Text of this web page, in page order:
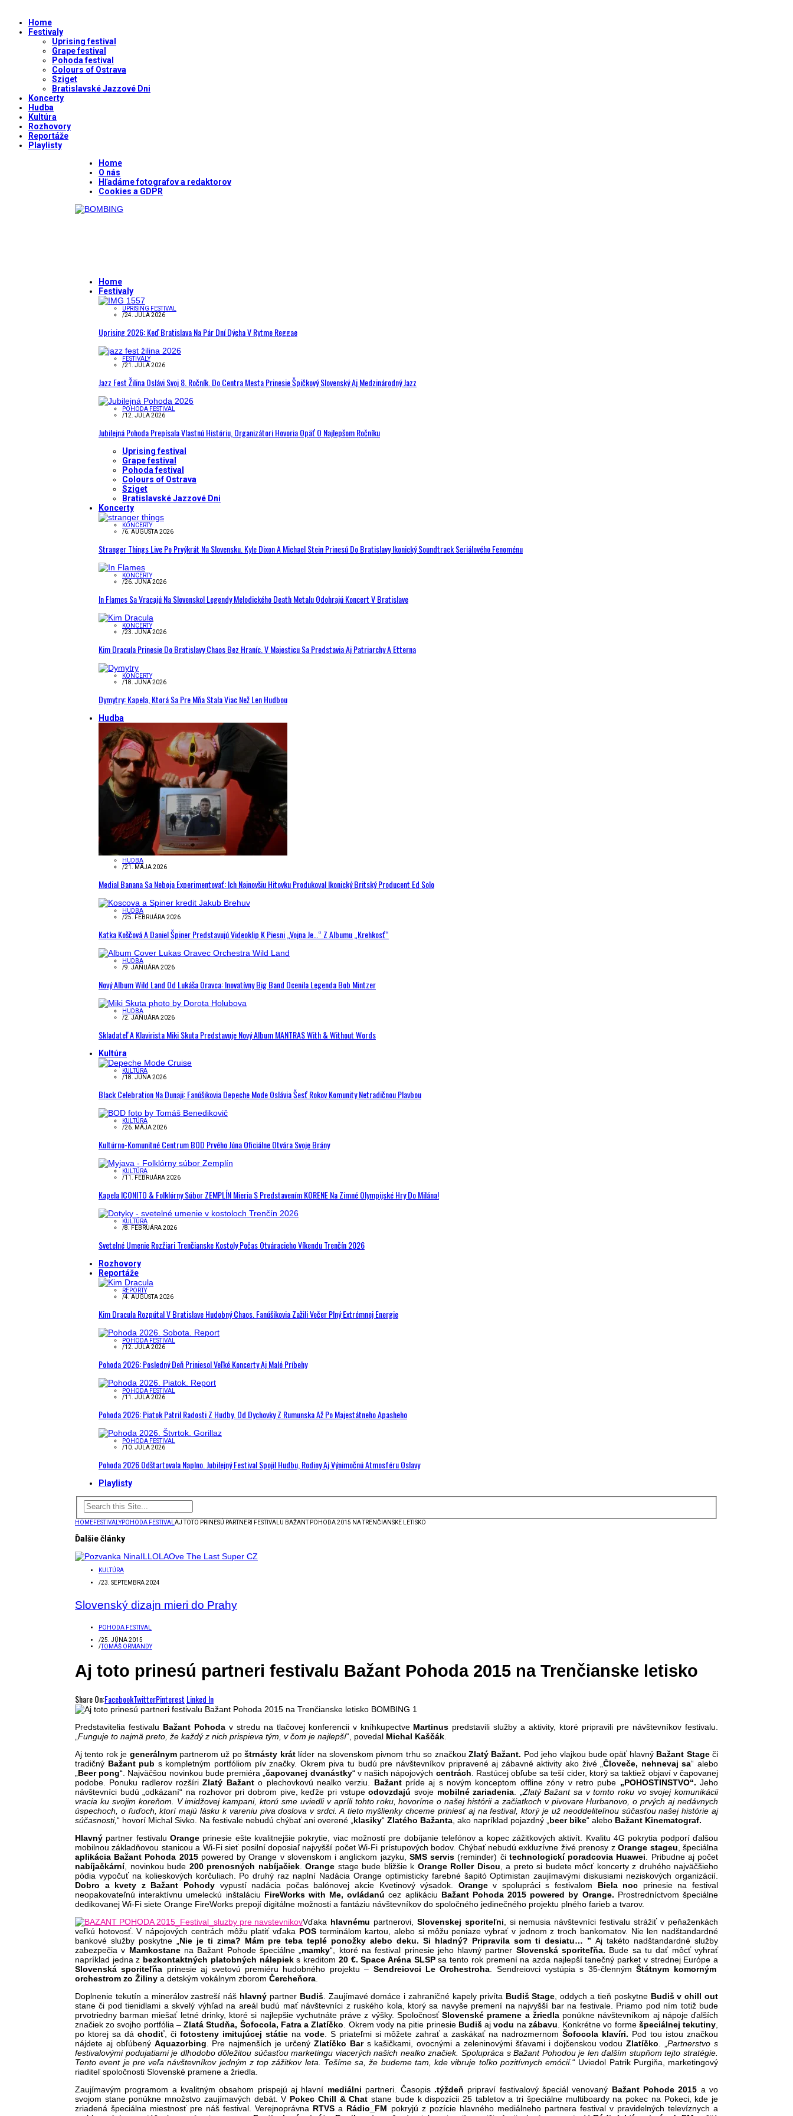
Home
Festivaly
Uprising festival
Grape festival
Pohoda festival
Colours of Ostrava
Sziget
Bratislavské Jazzové Dni
Koncerty
Hudba
Kultúra
Rozhovory
Reportáže
Playlisty
Home
O nás
Hľadáme fotografov a redaktorov
Cookies a GDPR
Home
Festivaly
UPRISING FESTIVAL
/24. JÚLA 2026
Uprising 2026: Keď Bratislava Na Pár Dní Dýcha V Rytme Reggae
FESTIVALY
/21. JÚLA 2026
Jazz Fest Žilina Oslávi Svoj 8. Ročník. Do Centra Mesta Prinesie Špičkový Slovenský Aj Medzinárodný Jazz
POHODA FESTIVAL
/12. JÚLA 2026
Jubilejná Pohoda Prepísala Vlastnú Históriu, Organizátori Hovoria Opäť O Najlepšom Ročníku
Uprising festival
Grape festival
Pohoda festival
Colours of Ostrava
Sziget
Bratislavské Jazzové Dni
Koncerty
KONCERTY
/6. AUGUSTA 2026
Stranger Things Live Po Prvýkrát Na Slovensku. Kyle Dixon A Michael Stein Prinesú Do Bratislavy Ikonický Soundtrack Seriálového Fenoménu
KONCERTY
/26. JÚNA 2026
In Flames Sa Vracajú Na Slovensko! Legendy Melodického Death Metalu Odohrajú Koncert V Bratislave
KONCERTY
/23. JÚNA 2026
Kim Dracula Prinesie Do Bratislavy Chaos Bez Hraníc. V Majesticu Sa Predstavia Aj Patriarchy A Etterna
KONCERTY
/18. JÚNA 2026
Dymytry: Kapela, Ktorá Sa Pre Mňa Stala Viac Než Len Hudbou
Hudba
HUDBA
/21. MÁJA 2026
Medial Banana Sa Neboja Experimentovať: Ich Najnovšiu Hitovku Produkoval Ikonický Britský Producent Ed Solo
HUDBA
/25. FEBRUÁRA 2026
Katka Koščová A Daniel Špiner Predstavujú Videoklip K Piesni „Vojna Je…“ Z Albumu „Krehkosť“
HUDBA
/9. JANUÁRA 2026
Nový Album Wild Land Od Lukáša Oravca: Inovatívny Big Band Ocenila Legenda Bob Mintzer
HUDBA
/2. JANUÁRA 2026
Skladateľ A Klavirista Miki Skuta Predstavuje Nový Album MANTRAS With & Without Words
Kultúra
KULTÚRA
/18. JÚNA 2026
Black Celebration Na Dunaji: Fanúšikovia Depeche Mode Oslávia Šesť Rokov Komunity Netradičnou Plavbou
KULTÚRA
/26. MÁJA 2026
Kultúrno-Komunitné Centrum BOD Prvého Júna Oficiálne Otvára Svoje Brány
KULTÚRA
/11. FEBRUÁRA 2026
Kapela ICONITO & Folklórny Súbor ZEMPLÍN Mieria S Predstavením KORENE Na Zimné Olympijské Hry Do Milána!
KULTÚRA
/8. FEBRUÁRA 2026
Svetelné Umenie Rozžiari Trenčianske Kostoly Počas Otváracieho Víkendu Trenčín 2026
Rozhovory
Reportáže
REPORTY
/4. AUGUSTA 2026
Kim Dracula Rozpútal V Bratislave Hudobný Chaos. Fanúšikovia Zažili Večer Plný Extrémnej Energie
POHODA FESTIVAL
/12. JÚLA 2026
Pohoda 2026: Posledný Deň Priniesol Veľké Koncerty Aj Malé Príbehy
POHODA FESTIVAL
/11. JÚLA 2026
Pohoda 2026: Piatok Patril Radosti Z Hudby. Od Dychovky Z Rumunska Až Po Majestátneho Apasheho
POHODA FESTIVAL
/10. JÚLA 2026
Pohoda 2026 Odštartovala Naplno. Jubilejný Festival Spojil Hudbu, Rodiny Aj Výnimočnú Atmosféru Oslavy
Playlisty
HOMEFESTIVALYPOHODA FESTIVAL AJ TOTO PRINESÚ PARTNERI FESTIVALU BAŽANT POHODA 2015 NA TRENČIANSKE LETISKO
Ďalšie články
KULTÚRA
/23. SEPTEMBRA 2024
Slovenský dizajn mieri do Prahy
POHODA FESTIVAL
/25. JÚNA 2015
/TOMÁŠ ORMANDY
Aj toto prinesú partneri festivalu Bažant Pohoda 2015 na Trenčianske letisko
Share On:FacebookTwitterPinterest Linked In
Predstavitelia festivalu Bažant Pohodav stredu na tlačovej konferencii v kníhkupectve Martinus predstavili služby a aktivity, ktoré pripravili pre návštevníkov festivalu.
Funguje to najmä preto, že každý z nich prispieva tým, v čom je najlepší“, povedal Michal Kaščák
Aj tento rok je generálnympartnerom už poštrnásty krátlíder na slovenskom pivnom trhu so značkou Zlatý Bažant. Pod jeho vlajkou bude opäť hlavný Bažant Stageči
tradičný Bažant pub s kompletným portfóliom pív značky. Okrem piva tu budú pre návštevníkov pripravené aj zábavné aktivity ako živé „Človeče, nehnevaj sa“ alebo
Beer pong“. Najväčšou novinkou bude premiéra „čapovanej dvanástky“ v našich nápojových centrách . Rastúcej obľube sa teší cider, ktorý sa taktiež objaví v čapovanej
podobe. Ponuku radlerov rozšíriZlatý Bažanto plechovkovú nealko verziu. Bažantpríde aj s novým konceptom offline zóny v retro pube „POHOSTINSTVO“. Jeho
návštevníci budú „odkázaní“ na rozhovor pri dobrom pive, keďže pri vstupeodovzdajú svoje mobilné zariadenia
Zlatý Bažant sa v tomto roku vo svojej komunikácii
vracia ku svojim koreňom. V imidžovej kampani, ktorú sme uviedli v apríli tohto roku, hovoríme o našej histórii a začiatkoch v pivovare Hurbanovo, o prvých aj nedávnych
úspechoch, o ľuďoch, ktorí majú lásku k vareniu piva doslova v srdci. A tieto myšlienky chceme priniesť aj na festival, ktorý je už neoddeliteľnou súčasťou našej histórie aj
súčasnosti,“ hovorí Michal Sivko. Na festivale nebudú chýbať ani overené „ klasiky“ Zlatého Bažanta , ako napríklad pojazdný „ beer bike“ alebo Bažant Kinematograf.
Hlavný partner festivalu Orange prinesie ešte kvalitnejšie pokrytie, viac možností pre dobíjanie telefónov a kopec zážitkových aktivít. Kvalitu 4G pokrytia podporí ďalšou
mobilnou základňovou stanicou a Wi-Fi sieť posilní doposiaľ najvyšší počet Wi-Fi prístupových bodov. Chýbať nebudú exkluzívne živé prenosy zOrange stageu , špeciálna
aplikácia Bažant Pohoda 2015powered by Orange v slovenskom i anglickom jazyku, SMS servis (reminder) čitechnologickí poradcovia Huawei . Pribudne aj počet
nabíjačkární, novinkou bude 200 prenosných nabíjačiek. Orange stage bude bližšie k Orange Roller Discu , a preto si budete môcť koncerty z druhého najväčšieho
pódia vypočuť na kolieskových korčuliach. Po druhý raz naplní Nadácia Orange optimisticky farebné šapitó Optimistan zaujímavými diskusiami neziskových organizácií.
Dobro a kvety z Bažant Pohodyvypustí nadácia počas balónovej akcie Kvetinový výsadok. Orangev spolupráci s festivalom Biela noc prinesie na festival
neopakovateľnú interaktívnu umeleckú inštaláciu FireWorks with Me, ovládanú cez aplikáciu Bažant Pohoda 2015 powered by Orange. Prostredníctvom špeciálne
dedikovanej Wi-Fi siete Orange FireWorks prepojí digitálne možnosti a fantáziu návštevníkov do spoločného jedinečného projektu plného farieb a tvarov.
Vďaka hlavnému partnerovi, Slovenskej sporiteľni , si nemusia návštevníci festivalu strážiť v peňaženkách
veľkú hotovosť. V nápojových centrách môžu platiť vďaka POSterminálom kartou, alebo si môžu peniaze vybrať v jednom z troch bankomatov. Nie len nadštandardné
bankové služby poskytne
Nie je ti zima? Mám pre teba teplé ponožky alebo deku. Si hladný? Pripravila som ti desiatu… ” Aj takéto nadštandardné služby
zabezpečia v Mamkostanena Bažant Pohode špeciálne „ mamky“, ktoré na festival prinesie jeho hlavný partner Slovenská sporiteľňa. Bude sa tu dať môcť vyhrať
napríklad jedna z bezkontaktných platobných nálepieks kreditom 20 €. Space Aréna SLSPsa tento rok premení na azda najlepší tanečný parket v strednej Európe a
Slovenská sporiteľňa prinesie aj svetovú premiéru hudobného projektu – Sendreiovci Le Orchestroha . Sendreiovci vystúpia s 35-člennýmŠtátnym komorným
orchestrom zo Žiliny a detským vokálnym zborom Čercheňora
Doplnenie tekutín a minerálov zastreší náš hlavný partner Budiš. Zaujímavé domáce i zahraničné kapely privíta Budiš Stage , oddych a tieň poskytneBudiš v chill out
stane či pod tienidlami a skvelý výhľad na areál budú mať návštevníci z ruského kola, ktorý sa navyše premení na najvyšší bar na festivale. Priamo pod ním totiž bude
prvotriedny barman miešať letné drinky, ktoré si najlepšie vychutnáte práve z výšky. SpoločnosťSlovenské pramene a žriedlaponúkne návštevníkom aj nápoje ďalších
značiek zo svojho portfólia –Zlatá Studňa, Šofocola, Fatra a Zlatíčko . Okrem vody na pitie prinesie Budišajvodu na zábavu . Konkrétne vo forme špeciálnej tekutiny
po ktorej sa dá chodiť, či fotosteny imitujúcej státiena vode. S priateľmi si môžete zahrať a zaskákať na nadrozmernomŠofocola klavíri. Pod tou istou značkou
nájdete aj obľúbený Aquazorbing . Pre najmenších je určený Zlatíčko Bars kašičkami, ovocnými a zeleninovými šťavami i dojčenskou vodouZlatíčko . „Partnerstvo s
festivalovými podujatiami je dlhodobo dôležitou súčasťou marketingu viacerých našich nealko značiek. Spolupráca s Bažant Pohodou je len ďalším stupňom tejto stratégie.
Tento event je pre veľa návštevníkov jedným z top zážitkov leta. Tešíme sa, že budeme tam, kde vibruje toľko pozitívnych emócií.“ Uviedol Patrik Purgiňa, marketingový
riaditeľ spoločnosti Slovenské pramene a žriedla.
Zaujímavým programom a kvalitným obsahom prispejú aj hlavní mediálni partneri. Časopis .týždeň pripraví festivalový špeciál venovaný Bažant Pohode 2015 a vo
svojom stane ponúkne množstvo zaujímavých debát. V Pokec Chill & Chat stane bude k dispozícii 25 tabletov a tri špeciálne multiboardy na pokec na Pokeci, kde je
zriadená špeciálna miestnosť pre náš festival. Verejnoprávna RTVS a Rádio_FM pokryjú z pozície hlavného mediálneho partnera festival v pravidelných televíznych a